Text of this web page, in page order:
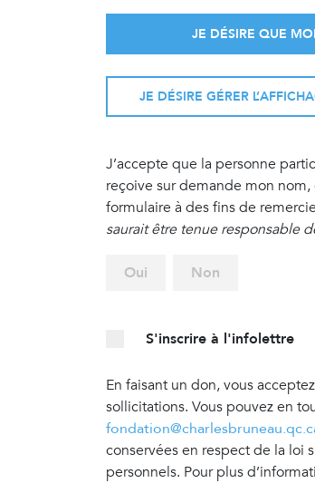
JE DÉSIRE QUE
JE DÉSIRE GÉRER
J’accepte que la personne
reçoive sur demande mon
formulaire à des fins de
saurait être tenue responsable
Oui Non
S'inscrire à l'infolettre
En faisant un don, vous
sollicitations. Vous pouvez en
conservées en respect de la loi
personnels. Pour plus